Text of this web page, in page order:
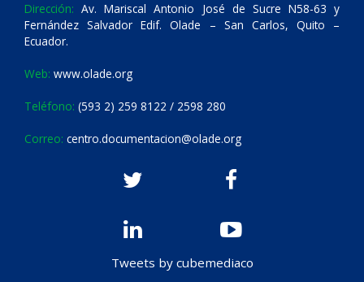
Dirección: Av. Mariscal Antonio José de Sucre N58-63 y
Fernández Salvador Edif. Olade – San Carlos, Quito –
Ecuador.
Web: www.olade.org
Teléfono: (593 2) 259 8122 / 2598 280
Correo: centro.documentacion@olade.org
Tweets by cubemediaco